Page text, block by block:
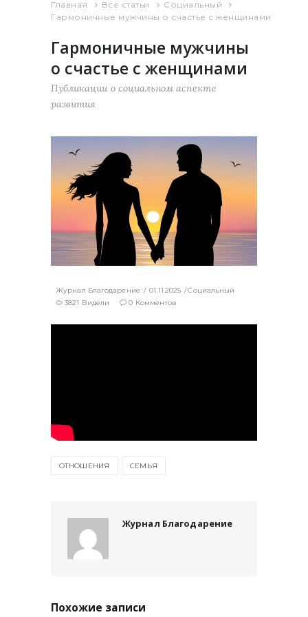
Главная Все статьи
Социальный
Гармоничные мужчины о счастье с женщинами
Гармоничные мужчины
о счастье с женщинами
Публикации о социальном аспекте
развития
Журнал Благодарение 01.11.2025
Социальный
3821 Видели
0 Комментов
ОТНОШЕНИЯ СЕМЬЯ
Журнал Благодарение
Похожие записи